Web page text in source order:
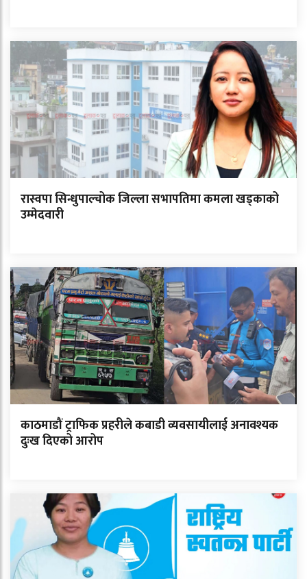
रास्वपा सिन्धुपाल्चोक जिल्ला सभापतिमा कमला खड्काको
उम्मेदवारी
काठमाडौं ट्राफिक प्रहरीले कबाडी व्यवसायीलाई अनावश्यक
दुःख दिएको आरोप